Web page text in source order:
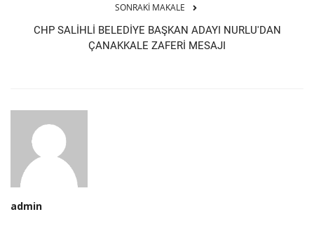
SONRAKI MAKALE
CHP SALİHLİ BELEDİYE BAŞKAN ADAYI NURLU'DAN
ÇANAKKALE ZAFERİ MESAJI
admin